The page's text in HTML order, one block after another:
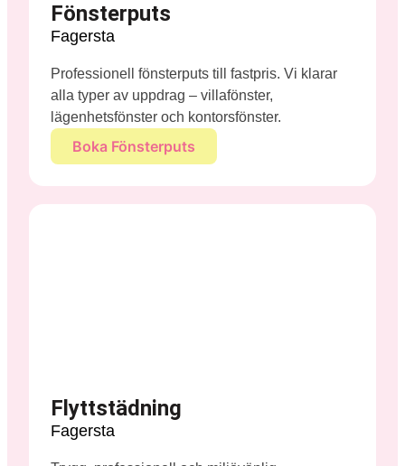
Fönsterputs
Fagersta
Professionell fönsterputs till fastpris. Vi klarar
alla typer av uppdrag – villafönster,
lägenhetsfönster och kontorsfönster.
Boka Fönsterputs
Flyttstädning
Fagersta